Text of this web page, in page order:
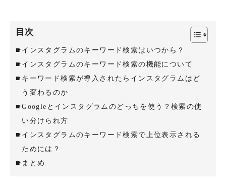
目次
インスタグラムのキーワード検索はいつから？
インスタグラムのキーワード検索の機能について
キーワード検索が導入されたらインスタグラムはど
う変わるのか
Googleとインスタグラムのどっちを使う？検索の使
い分けられ方
インスタグラムのキーワード検索で上位表示される
ためには？
まとめ